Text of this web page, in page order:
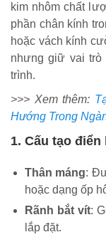
kim nhôm chất
phần chân kính
hoặc vách kính
nhưng giữ vai trò
trình.
>>> Xem thêm:
Hướng Trong
1. Cấu tạo điển
Thân máng:
hoặc dạng ốp
Rãnh bắt vít:
lắp đặt.